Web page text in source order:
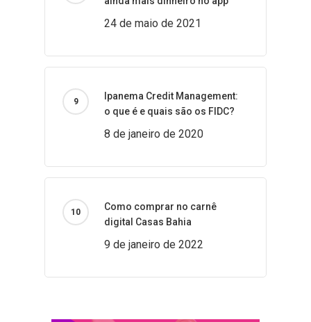
24 de maio de 2021
Ipanema Credit Management:
o que é e quais são os FIDC?
8 de janeiro de 2020
Como comprar no carnê
digital Casas Bahia
9 de janeiro de 2022